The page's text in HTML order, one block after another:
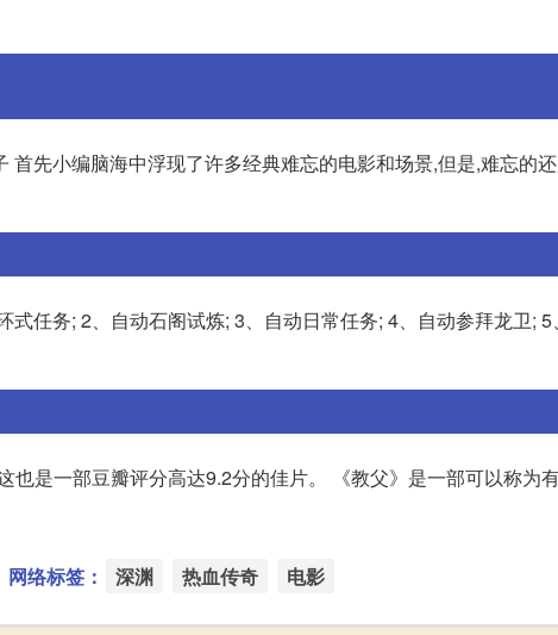
先小编脑海中浮现了许多经典难忘的电影和场景,但是,难忘的
任务; 2、自动石阁试炼; 3、自动日常任务; 4、自动参拜龙卫; 5
也是一部豆瓣评分高达9.2分的佳片。 《教父》是一部可以称为
网络标签： 深渊 热血传奇 电影